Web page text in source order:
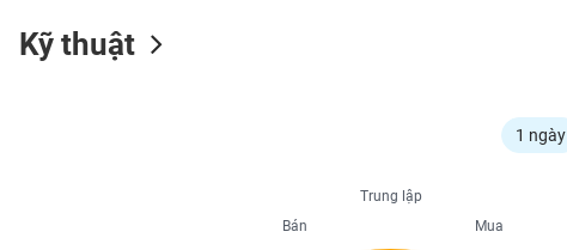
Kỹ thuật
1 ngày
Trung lập
Mua
Bán
SINH